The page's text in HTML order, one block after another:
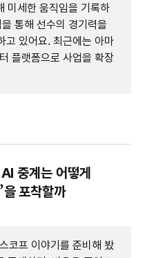
미세한 움직임을 기록하
통해 선수의 경기력을
고 있어요. 최근에는 아마
플랫폼으로 사업을 확장
중계는 어떻게
을 포착할까
코프 이야기를 준비해 봤